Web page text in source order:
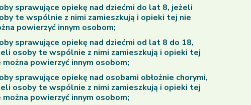
sprawujące opiekę nad dziećmi do lat 8, jeżeli
te wspólnie z nimi zamieszkują i opieki tej nie
powierzyć innym osobom;
sprawujące opiekę nad dziećmi od lat 8 do 18,
osoby te wspólnie z nimi zamieszkują i opieki tej
można powierzyć innym osobom;
sprawujące opiekę nad osobami obłożnie chorymi,
osoby te wspólnie z nimi zamieszkują i opieki tej
można powierzyć innym osobom;